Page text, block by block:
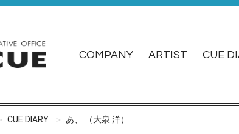
COMPANY ARTIST CUE
CUE DIARY あ、 （大泉 洋）